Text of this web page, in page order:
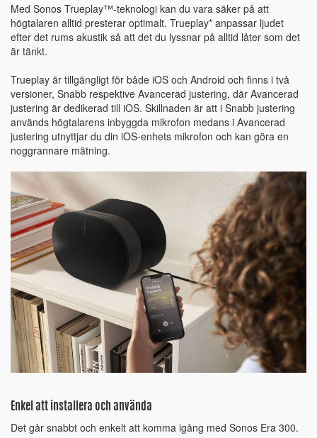
Med Sonos Trueplay™-teknologi kan du vara säker på att
högtalaren alltid presterar optimalt. Trueplay* anpassar ljudet
efter det rums akustik så att det du lyssnar på alltid låter som det
är tänkt.
Trueplay är tillgängligt för både iOS och Android och finns i två
versioner, Snabb respektive Avancerad justering, där Avancerad
justering är dedikerad till iOS. Skillnaden är att i Snabb justering
används högtalarens inbyggda mikrofon medans i Avancerad
justering utnyttjar du din iOS-enhets mikrofon och kan göra en
noggrannare mätning.
Enkel att installera och använda
Det går snabbt och enkelt att komma igång med Sonos Era 300.